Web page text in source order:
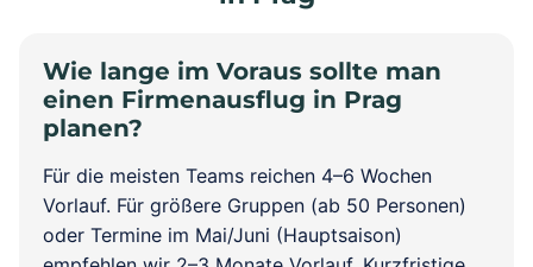
Wie lange im Voraus sollte man
einen Firmenausflug in Prag
planen?
Für die meisten Teams reichen 4–6 Wochen
Vorlauf. Für größere Gruppen (ab 50 Personen)
oder Termine im Mai/Juni (Hauptsaison)